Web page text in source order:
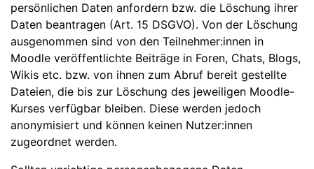
persönlichen Daten anfordern bzw. die Löschung ihrer
Daten beantragen (Art. 15 DSGVO). Von der Löschung
ausgenommen sind von den Teilnehmer:innen in
Moodle veröffentlichte Beiträge in Foren, Chats, Blogs,
Wikis etc. bzw. von ihnen zum Abruf bereit gestellte
Dateien, die bis zur Löschung des jeweiligen Moodle-
Kurses verfügbar bleiben. Diese werden jedoch
anonymisiert und können keinen Nutzer:innen
zugeordnet werden.